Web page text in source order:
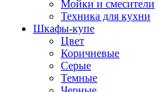
Мойки и смесители
Техника для кухни
Шкафы-купе
Цвет
Коричневые
Серые
Темные